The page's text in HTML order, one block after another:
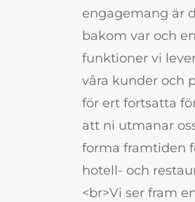
engagemang är
bakom var och
funktioner vi
våra kunder och
för ert fortsatta
att ni utmanar
forma framtiden
hotell- och
<br>Vi ser fram